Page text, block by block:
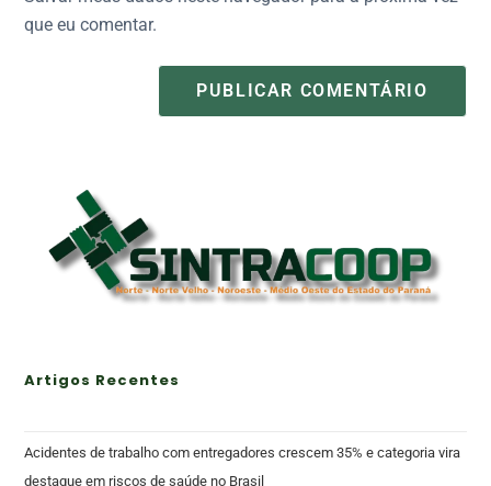
que eu comentar.
Artigos Recentes
Acidentes de trabalho com entregadores crescem 35% e categoria vira
destaque em riscos de saúde no Brasil